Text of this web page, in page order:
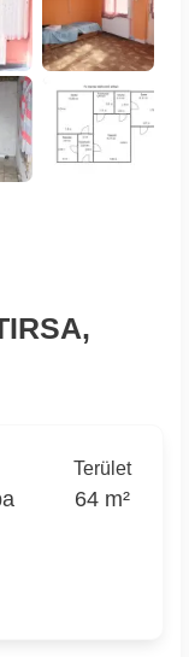
Terület
64 m²